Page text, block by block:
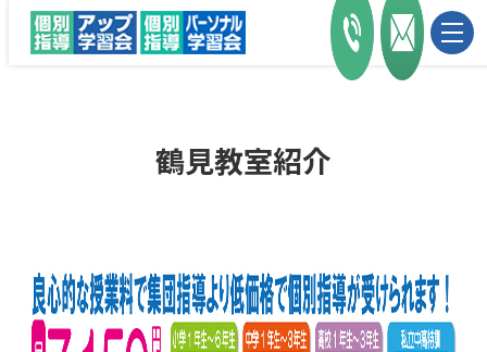
鶴見教室紹介